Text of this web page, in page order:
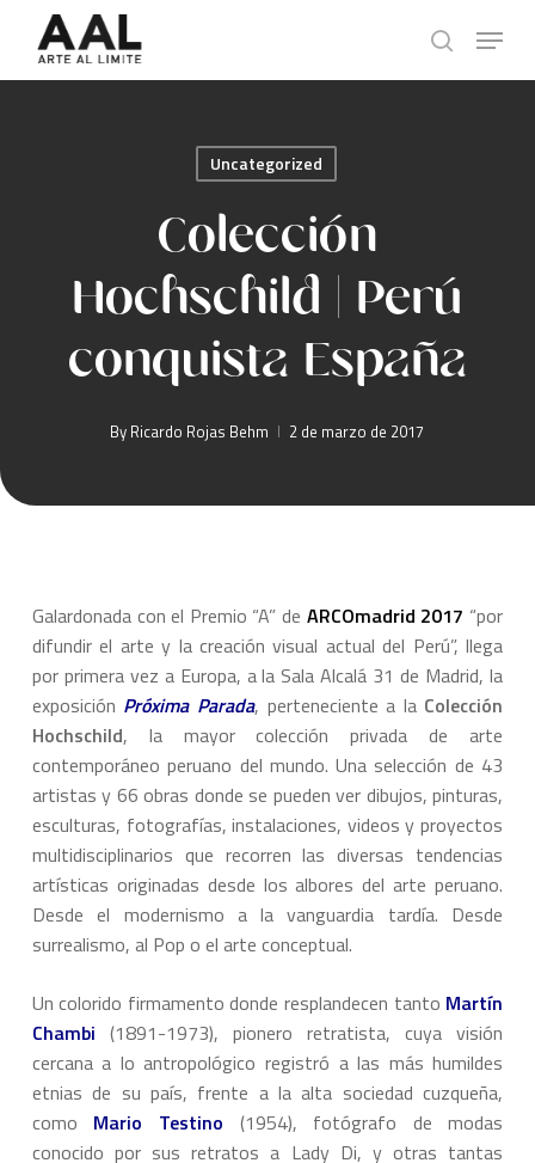
main
search
Menu
Uncategorized
Colección
Hochschild | Perú
conquista España
By Ricardo Rojas Behm 2 de marzo de 2017
Galardonada con el Premio “A” de ARCOmadrid 2017 “por
difundir el arte y la creación visual actual del Perú”, llega
por primera vez a Europa, a la Sala Alcalá 31 de Madrid, la
exposición Próxima Parada, perteneciente a la Colección
Hochschild, la mayor colección privada de arte
contemporáneo peruano del mundo. Una selección de 43
artistas y 66 obras donde se pueden ver dibujos, pinturas,
esculturas, fotografías, instalaciones, videos y proyectos
multidisciplinarios que recorren las diversas tendencias
artísticas originadas desde los albores del arte peruano.
Desde el modernismo a la vanguardia tardía. Desde
surrealismo, al Pop o el arte conceptual.
Un colorido firmamento donde resplandecen tanto Martín
Chambi (1891-1973), pionero retratista, cuya visión
cercana a lo antropológico registró a las más humildes
etnias de su país, frente a la alta sociedad cuzqueña,
como Mario Testino (1954), fotógrafo de modas
conocido por sus retratos a Lady Di, y otras tantas